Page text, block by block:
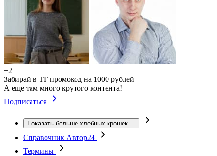
+2
Забирай в ТГ промокод на 1000 рублей
А еще там много крутого контента!
Подписаться
Показать больше хлебных крошек ...
Справочник Автор24
Термины